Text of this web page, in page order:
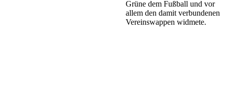
Grüne dem Fußball und vor
allem den damit verbundenen
Vereinswappen widmete.